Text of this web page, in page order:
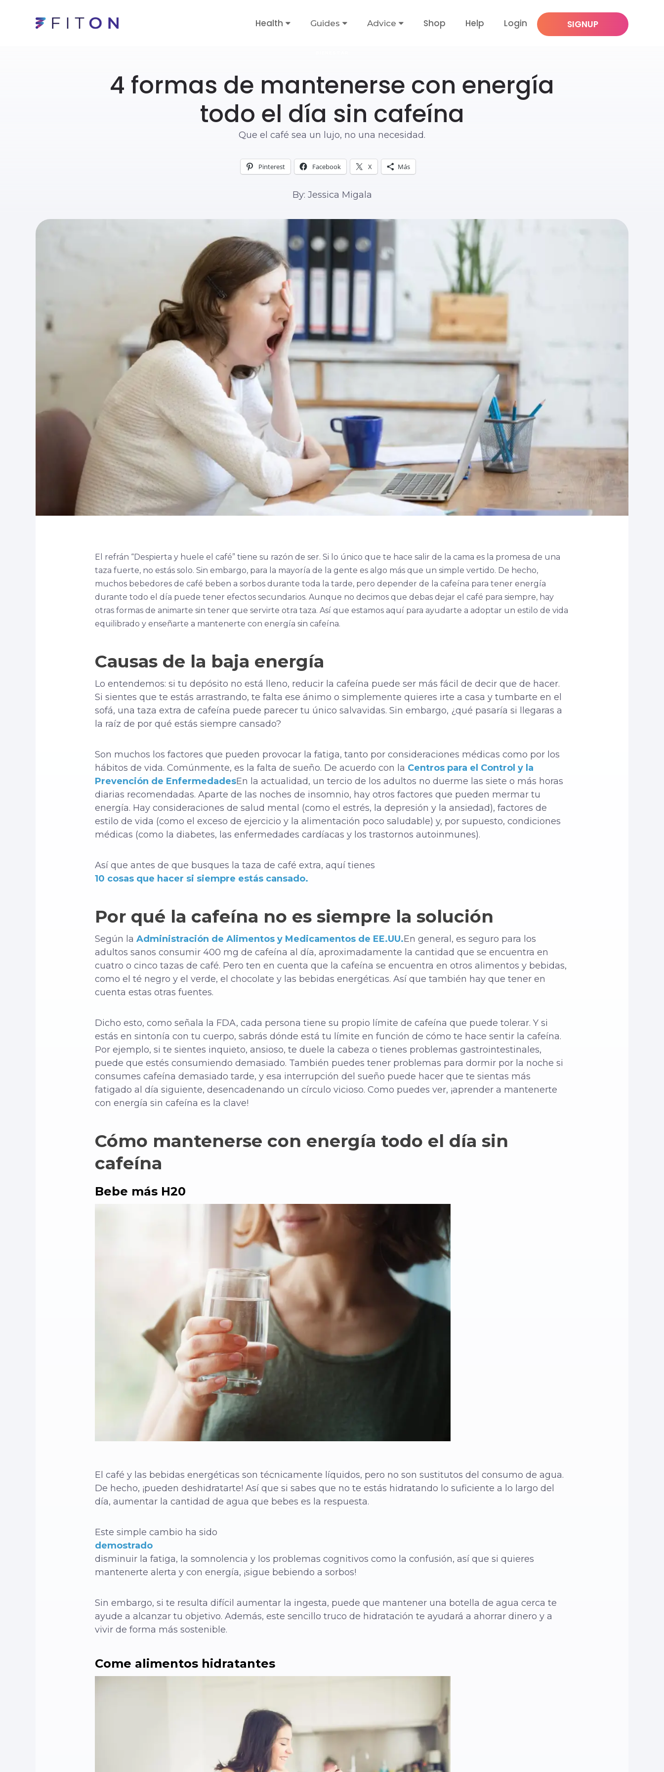
Health Guides Advice Shop Help Login SIGNUP
4 formas de mantenerse con energía
todo el día sin cafeína
Que el café sea un lujo, no una necesidad.
Pinterest Facebook X Más
By: Jessica Migala
El refrán “Despierta y huele el café” tiene su razón de ser. Si lo único que te hace salir de la cama es la promesa de una
taza fuerte, no estás solo. Sin embargo, para la mayoría de la gente es algo más que un simple vertido. De hecho,
muchos bebedores de café beben a sorbos durante toda la tarde, pero depender de la cafeína para tener energía
durante todo el día puede tener efectos secundarios. Aunque no decimos que debas dejar el café para siempre, hay
otras formas de animarte sin tener que servirte otra taza. Así que estamos aquí para ayudarte a adoptar un estilo de vida
equilibrado y enseñarte a mantenerte con energía sin cafeína.
Causas de la baja energía
Lo entendemos: si tu depósito no está lleno, reducir la cafeína puede ser más fácil de decir que de hacer.
Si sientes que te estás arrastrando, te falta ese ánimo o simplemente quieres irte a casa y tumbarte en el
sofá, una taza extra de cafeína puede parecer tu único salvavidas. Sin embargo, ¿qué pasaría si llegaras a
la raíz de por qué estás siempre cansado?
Son muchos los factores que pueden provocar la fatiga, tanto por consideraciones médicas como por los
hábitos de vida. Comúnmente, es la falta de sueño. De acuerdo con la Centros para el Control y la
Prevención de EnfermedadesEn la actualidad, un tercio de los adultos no duerme las siete o más horas
diarias recomendadas. Aparte de las noches de insomnio, hay otros factores que pueden mermar tu
energía. Hay consideraciones de salud mental (como el estrés, la depresión y la ansiedad), factores de
estilo de vida (como el exceso de ejercicio y la alimentación poco saludable) y, por supuesto, condiciones
médicas (como la diabetes, las enfermedades cardíacas y los trastornos autoinmunes).
Así que antes de que busques la taza de café extra, aquí tienes
10 cosas que hacer si siempre estás cansado.
Por qué la cafeína no es siempre la solución
Según la Administración de Alimentos y Medicamentos de EE.UU.En general, es seguro para los
adultos sanos consumir 400 mg de cafeína al día, aproximadamente la cantidad que se encuentra en
cuatro o cinco tazas de café. Pero ten en cuenta que la cafeína se encuentra en otros alimentos y bebidas,
como el té negro y el verde, el chocolate y las bebidas energéticas. Así que también hay que tener en
cuenta estas otras fuentes.
Dicho esto, como señala la FDA, cada persona tiene su propio límite de cafeína que puede tolerar. Y si
estás en sintonía con tu cuerpo, sabrás dónde está tu límite en función de cómo te hace sentir la cafeína.
Por ejemplo, si te sientes inquieto, ansioso, te duele la cabeza o tienes problemas gastrointestinales,
puede que estés consumiendo demasiado. También puedes tener problemas para dormir por la noche si
consumes cafeína demasiado tarde, y esa interrupción del sueño puede hacer que te sientas más
fatigado al día siguiente, desencadenando un círculo vicioso. Como puedes ver, ¡aprender a mantenerte
con energía sin cafeína es la clave!
Cómo mantenerse con energía todo el día sin
cafeína
Bebe más H20
El café y las bebidas energéticas son técnicamente líquidos, pero no son sustitutos del consumo de agua.
De hecho, ¡pueden deshidratarte! Así que si sabes que no te estás hidratando lo suficiente a lo largo del
día, aumentar la cantidad de agua que bebes es la respuesta.
Este simple cambio ha sido
demostrado
disminuir la fatiga, la somnolencia y los problemas cognitivos como la confusión, así que si quieres
mantenerte alerta y con energía, ¡sigue bebiendo a sorbos!
Sin embargo, si te resulta difícil aumentar la ingesta, puede que mantener una botella de agua cerca te
ayude a alcanzar tu objetivo. Además, este sencillo truco de hidratación te ayudará a ahorrar dinero y a
vivir de forma más sostenible.
Come alimentos hidratantes